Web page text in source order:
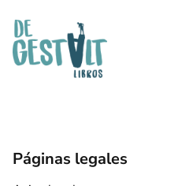
Páginas legales